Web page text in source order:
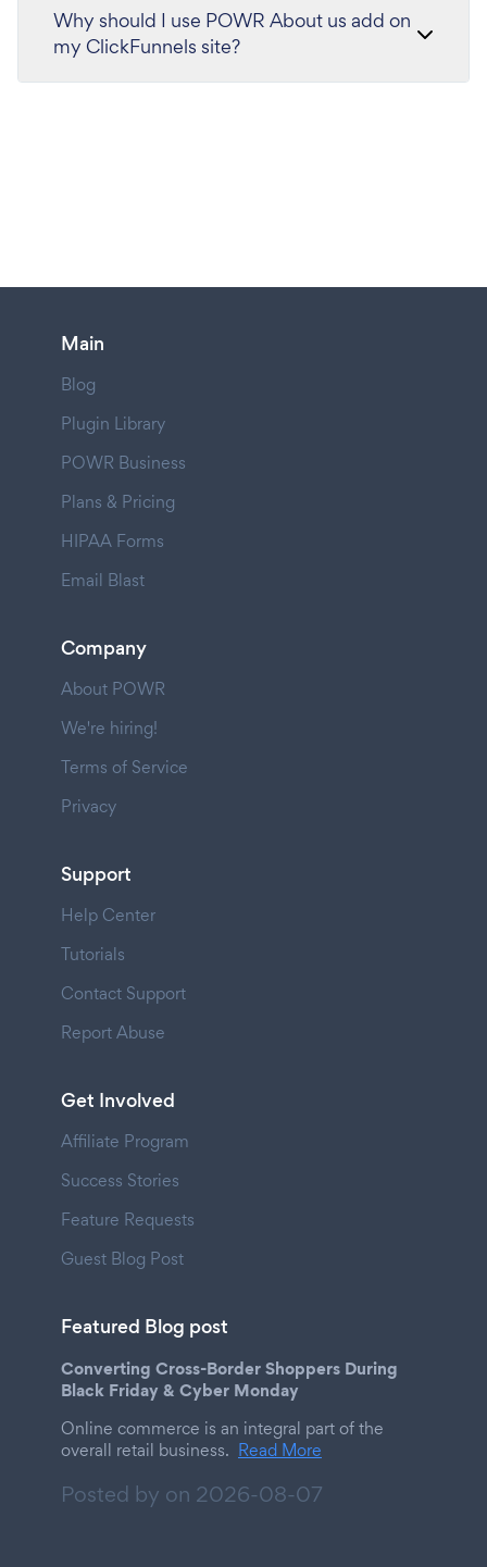
Why should I use POWR About us add on
my ClickFunnels site?
Main
Blog
Plugin Library
POWR Business
Plans & Pricing
HIPAA Forms
Email Blast
Company
About POWR
We're hiring!
Terms of Service
Privacy
Support
Help Center
Tutorials
Contact Support
Report Abuse
Get Involved
Affiliate Program
Success Stories
Feature Requests
Guest Blog Post
Featured Blog post
Converting Cross-Border Shoppers During
Black Friday & Cyber Monday
Online commerce is an integral part of the
overall retail business. Read More
Posted by on 2026-08-07